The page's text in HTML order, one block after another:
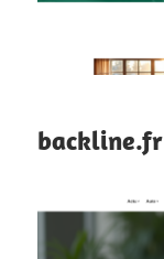
backline.fr